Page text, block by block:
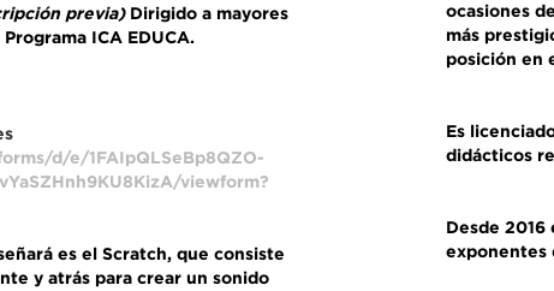
previa) Dirigido a mayores
Programa ICA EDUCA.
d/e/1FAIpQLSeBp8QZO-
viewform?
es el Scratch, que consiste
y atrás para crear un sonido
ocasiones
más
posición en
Es
didácticos
Desde 2016
exponentes